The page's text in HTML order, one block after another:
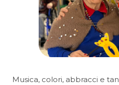
Musica, colori, abbracci e